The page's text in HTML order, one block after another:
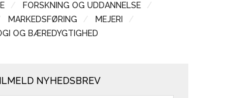
FORSKNING OG UDDANNELSE
MARKEDSFØRING
MEJERI
OG BÆREDYGTIGHED
NYHEDSBREV